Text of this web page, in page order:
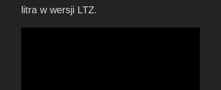
litra w wersji LTZ.